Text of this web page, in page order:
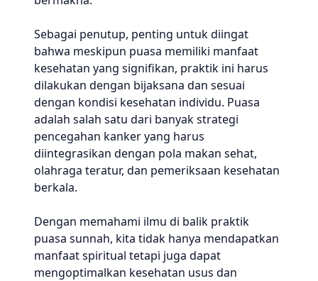
Sebagai penutup, penting untuk diingat
bahwa meskipun puasa memiliki manfaat
kesehatan yang signifikan, praktik ini harus
dilakukan dengan bijaksana dan sesuai
dengan kondisi kesehatan individu. Puasa
adalah salah satu dari banyak strategi
pencegahan kanker yang harus
diintegrasikan dengan pola makan sehat,
olahraga teratur, dan pemeriksaan kesehatan
berkala.
Dengan memahami ilmu di balik praktik
puasa sunnah, kita tidak hanya mendapatkan
manfaat spiritual tetapi juga dapat
mengoptimalkan kesehatan usus dan